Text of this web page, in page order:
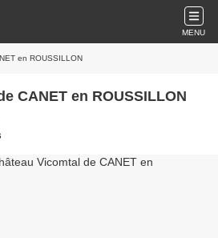
MENU
en ROUSSILLON
CANET en ROUSSILLON